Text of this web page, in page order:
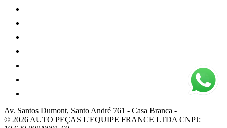
Av. Santos Dumont, Santo André 761 - Casa Branca -
© 2026 AUTO PEÇAS L'EQUIPE FRANCE LTDA CNPJ: